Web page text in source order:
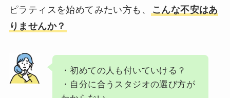
ピラティスを始めてみたい方も、
こんな不安はあ
りませんか？
・初めての人も付いていける？
・自分に合うスタジオの選び方が